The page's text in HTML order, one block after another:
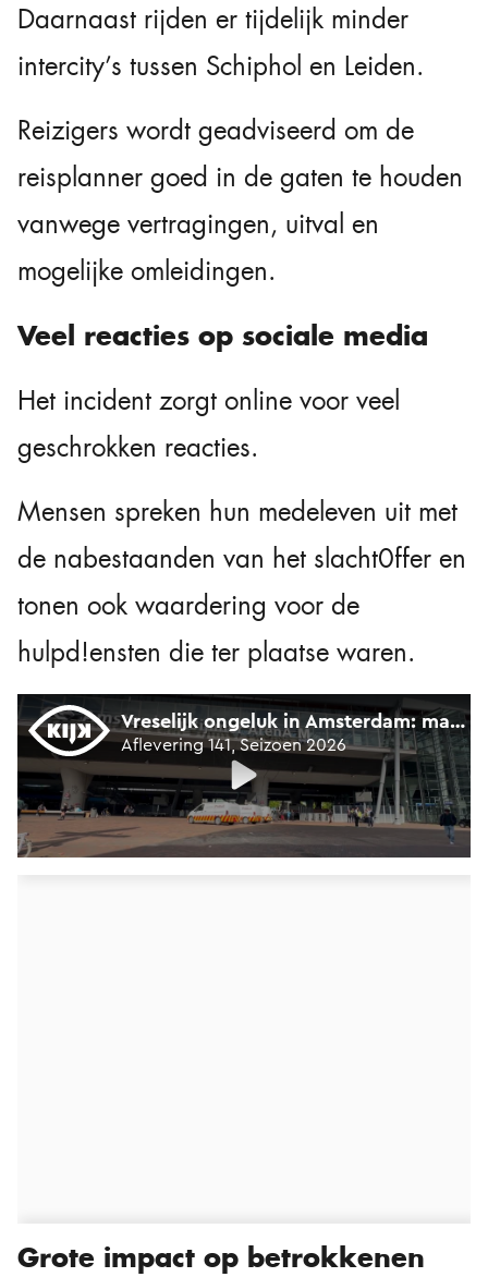
Daarnaast rijden er tijdelijk minder
intercity’s tussen Schiphol en Leiden.
Reizigers wordt geadviseerd om de
reisplanner goed in de gaten te houden
vanwege vertragingen, uitval en
mogelijke omleidingen.
Veel reacties op sociale media
Het incident zorgt online voor veel
geschrokken reacties.
Mensen spreken hun medeleven uit met
de nabestaanden van het slacht0ffer en
tonen ook waardering voor de
hulpd!ensten die ter plaatse waren.
Grote impact op betrokkenen